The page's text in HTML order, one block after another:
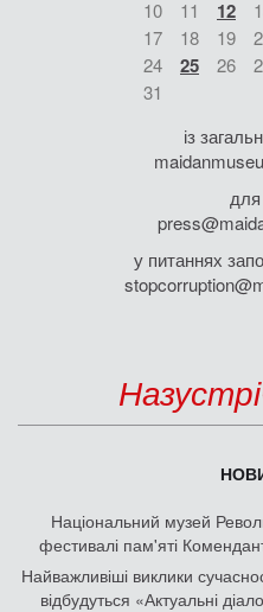
10
11 12
17
18 19
24
25 26
31
із
у питаннях
Національний музей
фестивалі пам'яті
Найважливіші виклики
відбудуться «Актуальні